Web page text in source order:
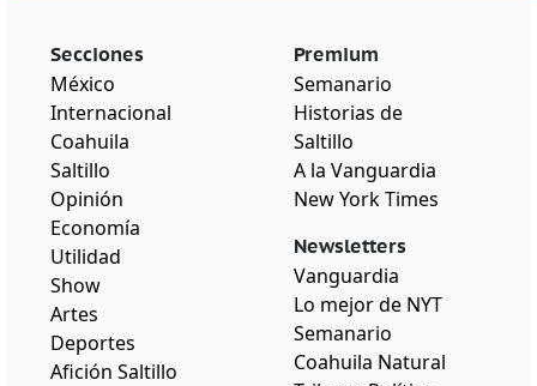
Secciones
México
Internacional
Coahuila
Saltillo
Opinión
Economía
Utilidad
Show
Artes
Deportes
Afición Saltillo
Premium
Semanario
Historias de
Saltillo
A la Vanguardia
New York Times
Newsletters
Vanguardia
Lo mejor de NYT
Semanario
Coahuila Natural